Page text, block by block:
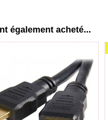
également acheté...